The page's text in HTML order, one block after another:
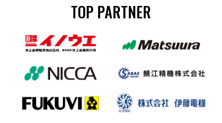
TOP PARTNER